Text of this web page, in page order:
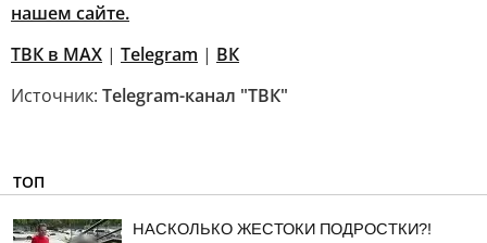
нашем сайте.
ТВК в MAX | Telegram | ВК
Источник: Telegram-канал "ТВК"
ТОП
НАСКОЛЬКО ЖЕСТОКИ ПОДРОСТКИ?!